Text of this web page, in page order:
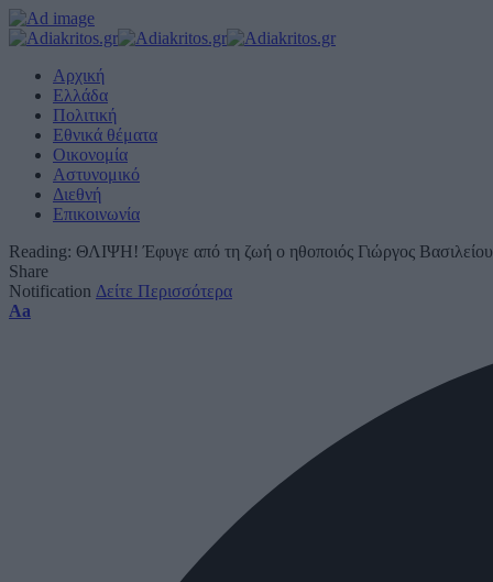
Αρχική
Ελλάδα
Πολιτική
Εθνικά θέματα
Οικονομία
Αστυνομικό
Διεθνή
Επικοινωνία
Reading: ΘΛΙΨΗ! Έφυγε από τη ζωή ο ηθοποιός Γιώργος Βασιλείου
Share
Notification Δείτε Περισσότερα
Font
Aa